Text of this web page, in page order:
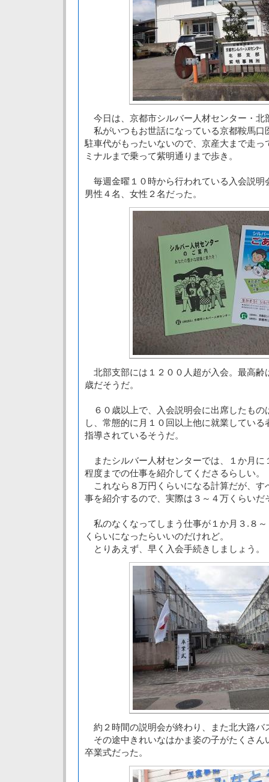
今日は、京都市シルバー人材センター・北
私がいつもお世話になっている京都鞍馬口
駐車代がもったいないので、京産大まで走っ
ミナルまで乗って紫明通りまで歩き。
毎週金曜１０時から行われている入会説明
男性４名、女性２名だった。
北部支部には１２００人超が入会。最高齢
歳だそうだ。
６０歳以上で、入会説明会に出席したもの
し、常態的に月１０回以上他に就業してい
指導されているそうだ。
またシルバー人材センターでは、１か月に
程度までの仕事を紹介してくださるらしい。
これなら８万円くらいになる計算だが、す
事を紹介するので、実際は３～４万くらいだ
私のなくなってしまう仕事が１か月３.８
くらいになったらいいのだけれど。
とりあえず、早く入会手続きしましょう。
約２時間の説明会が終わり、また北大路バ
その途中きれいなはかま姿の子がたくさん
卒業式だった。